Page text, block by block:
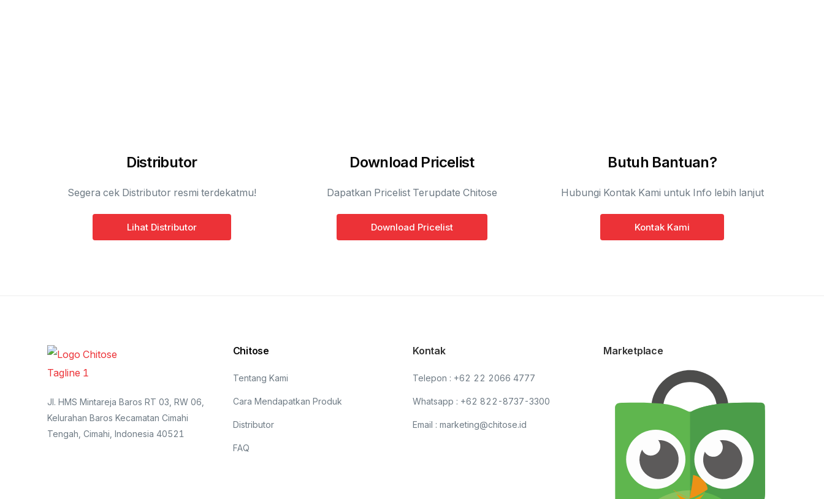
Distributor
Segera cek Distributor resmi terdekatmu!
Lihat Distributor
Download Pricelist
Dapatkan Pricelist Terupdate Chitose
Download Pricelist
Butuh Bantuan?
Hubungi Kontak Kami untuk Info lebih lanjut
Kontak Kami
Jl. HMS Mintareja Baros RT 03, RW 06,
Kelurahan Baros Kecamatan Cimahi
Tengah, Cimahi, Indonesia 40521
Chitose
Tentang Kami
Cara Mendapatkan Produk
Distributor
FAQ
Kontak
Telepon : +62 22 2066 4777
Whatsapp : +62 822-8737-3300
Email : marketing@chitose.id
Marketplace